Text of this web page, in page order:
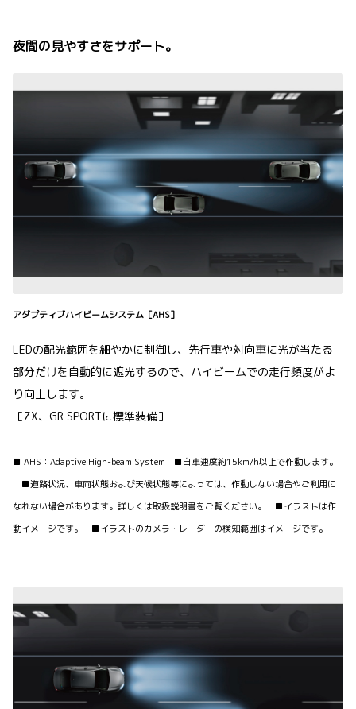
夜間の見やすさをサポート。
アダプティブハイビームシステム［AHS］
LEDの配光範囲を細やかに制御し、先行車や対向車に光が当たる
部分だけを自動的に遮光するので、ハイビームでの走行頻度がよ
り向上します。
［ZX、GR SPORTに標準装備］
■ AHS：Adaptive High-beam System ■自車速度約15km/h以上で作動します。
■道路状況、車両状態および天候状態等によっては、作動しない場合やご利用に
なれない場合があります。詳しくは取扱説明書をご覧ください。 ■イラストは作
動イメージです。 ■イラストのカメラ・レーダーの検知範囲はイメージです。